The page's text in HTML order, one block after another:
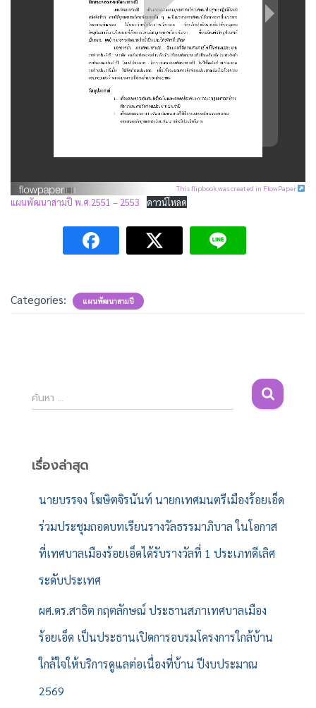
This flipbook was created in FlowPaper
แผนพัฒนาสามปี พ.ศ.2551 – 2553 ดาวน์โหลด
Categories: แผนพัฒนาสามปี
ค้
น
สำ
ค้นหา …
เรื่องล่าสุด
นายบรรจง โฆษิตจิรนันท์ นายกเทศมนตรีเมืองร้อยเอ็ด
ร่วมประชุมถอดบทเรียนรางวัลธรรมาภิบาล ในโอกาส
ที่เทศบาลเมืองร้อยเอ็ดได้รับรางวัลที่ 1 ประเภทดีเลิศ
ระดับประเทศ
ผศ.ดร.สาธิต กฤตลักษณ์ ประธานสภาเทศบาลเมือง
ร้อยเอ็ด เป็นประธานเปิดการอบรมโครงการใกล้บ้าน
ใกล้ใจให้บริการดูแลต่อเนื่องที่บ้าน ปีงบประมาณ
2569